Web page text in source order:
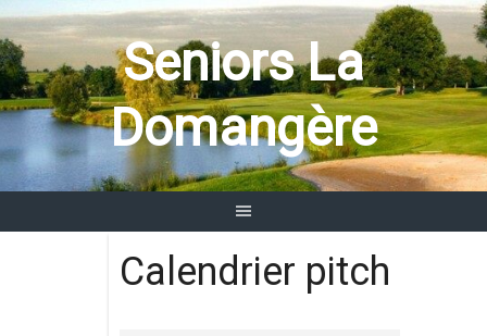
Aller
au
contenu
Seniors La
Domangère
Calendrier pitch